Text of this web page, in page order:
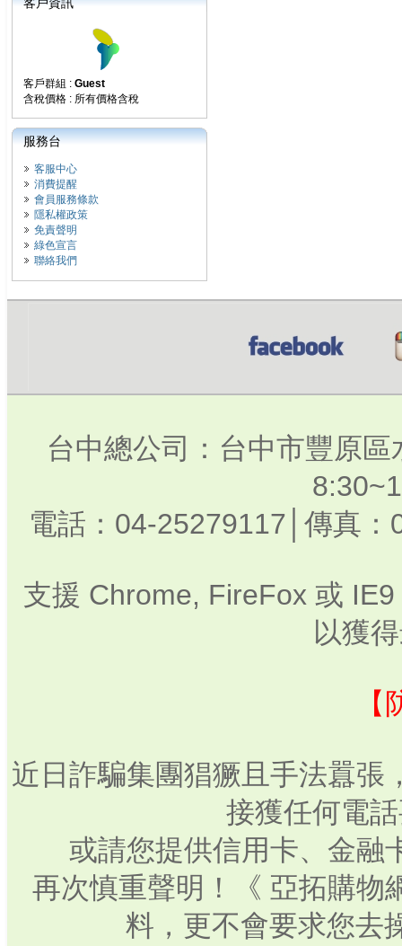
客戶群組 : Guest
含稅價格 : 所有價格含稅
服務台
客服中心
消費提醒
會員服務條款
隱私權政策
免責聲明
綠色宣言
聯絡我們
台中總公司：台中市豐原
電話：04-25279117│傳真
支援 Chrome, FireFox 或
以獲
近日詐騙集團猖獗且手法囂張
接獲任何電
或請您提供信用卡、金融
再次慎重聲明！《 亞拓購物
料，更不會要求您去